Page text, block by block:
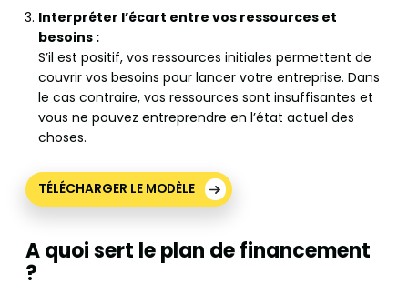
Interpréter l’écart entre vos ressources et
besoins :
S’il est positif, vos ressources initiales permettent de
couvrir vos besoins pour lancer votre entreprise. Dans
le cas contraire, vos ressources sont insuffisantes et
vous ne pouvez entreprendre en l’état actuel des
choses.
TÉLÉCHARGER LE MODÈLE
A quoi sert le plan de financement
?